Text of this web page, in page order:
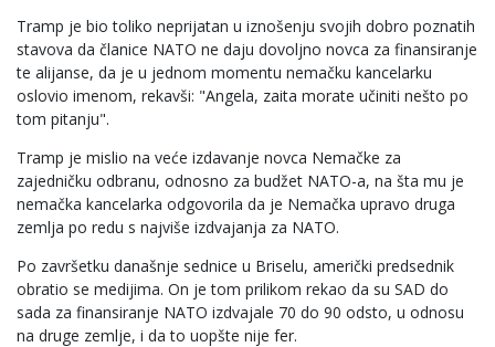
Tramp je bio toliko neprijatan u iznošenju svojih dobro poznatih
stavova da članice NATO ne daju dovoljno novca za finansiranje
te alijanse, da je u jednom momentu nemačku kancelarku
oslovio imenom, rekavši: "Angela, zaita morate učiniti nešto po
tom pitanju".
Tramp je mislio na veće izdavanje novca Nemačke za
zajedničku odbranu, odnosno za budžet NATO-a, na šta mu je
nemačka kancelarka odgovorila da je Nemačka upravo druga
zemlja po redu s najviše izdvajanja za NATO.
Po završetku današnje sednice u Briselu, američki predsednik
obratio se medijima. On je tom prilikom rekao da su SAD do
sada za finansiranje NATO izdvajale 70 do 90 odsto, u odnosu
na druge zemlje, i da to uopšte nije fer.